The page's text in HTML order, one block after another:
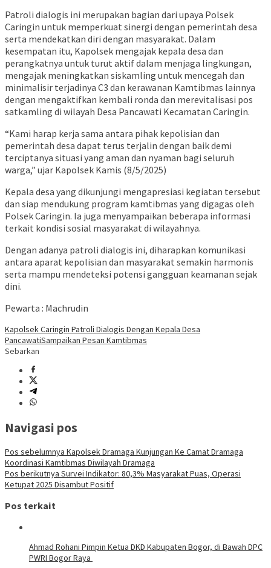
Patroli dialogis ini merupakan bagian dari upaya Polsek
Caringin untuk memperkuat sinergi dengan pemerintah desa
serta mendekatkan diri dengan masyarakat. Dalam
kesempatan itu, Kapolsek mengajak kepala desa dan
perangkatnya untuk turut aktif dalam menjaga lingkungan,
mengajak meningkatkan siskamling untuk mencegah dan
minimalisir terjadinya C3 dan kerawanan Kamtibmas lainnya
dengan mengaktifkan kembali ronda dan merevitalisasi pos
satkamling di wilayah Desa Pancawati Kecamatan Caringin.
“Kami harap kerja sama antara pihak kepolisian dan
pemerintah desa dapat terus terjalin dengan baik demi
terciptanya situasi yang aman dan nyaman bagi seluruh
warga,” ujar Kapolsek Kamis (8/5/2025)
Kepala desa yang dikunjungi mengapresiasi kegiatan tersebut
dan siap mendukung program kamtibmas yang digagas oleh
Polsek Caringin. Ia juga menyampaikan beberapa informasi
terkait kondisi sosial masyarakat di wilayahnya.
Dengan adanya patroli dialogis ini, diharapkan komunikasi
antara aparat kepolisian dan masyarakat semakin harmonis
serta mampu mendeteksi potensi gangguan keamanan sejak
dini.
Pewarta : Machrudin
Kapolsek Caringin Patroli Dialogis Dengan Kepala Desa
PancawatiSampaikan Pesan Kamtibmas
Sebarkan
Navigasi pos
Pos sebelumnya Kapolsek Dramaga Kunjungan Ke Camat Dramaga
Koordinasi Kamtibmas Diwilayah Dramaga
Pos berikutnya Survei Indikator: 80,3% Masyarakat Puas, Operasi
Ketupat 2025 Disambut Positif
Pos terkait
Ahmad Rohani Pimpin Ketua DKD Kabupaten Bogor, di Bawah DPC
PWRI Bogor Raya